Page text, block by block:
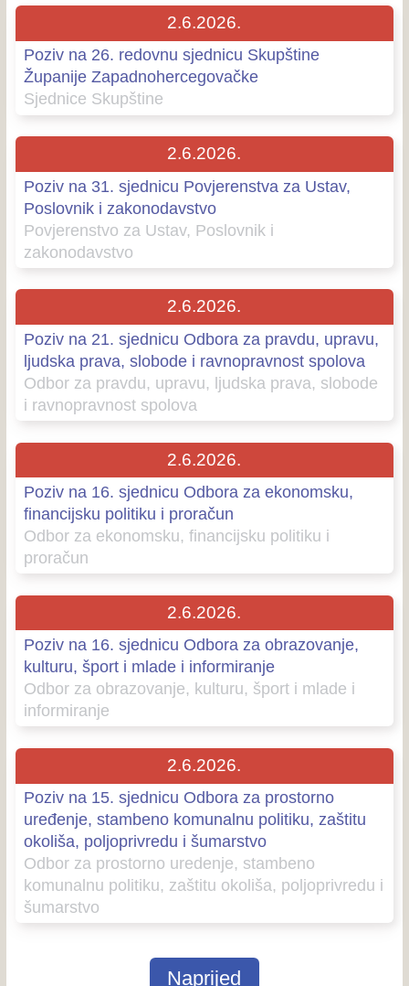
Poziv na 26. redovnu sjednicu Skupštine
Županije Zapadnohercegovačke
2.6.2026.
Sjednice Skupštine
Poziv na 31. sjednicu Povjerenstva za Ustav,
Poslovnik i zakonodavstvo
2.6.2026.
Povjerenstvo za Ustav, Poslovnik i
zakonodavstvo
Poziv na 21. sjednicu Odbora za pravdu, upravu,
ljudska prava, slobode i ravnopravnost spolova
2.6.2026.
Odbor za pravdu, upravu, ljudska prava, slobode
i ravnopravnost spolova
Poziv na 16. sjednicu Odbora za ekonomsku,
financijsku politiku i proračun
2.6.2026.
Odbor za ekonomsku, financijsku politiku i
proračun
Poziv na 16. sjednicu Odbora za obrazovanje,
kulturu, šport i mlade i informiranje
2.6.2026.
Odbor za obrazovanje, kulturu, šport i mlade i
informiranje
Poziv na 15. sjednicu Odbora za prostorno
uređenje, stambeno komunalnu politiku, zaštitu
okoliša, poljoprivredu i šumarstvo
2.6.2026.
Odbor za prostorno uredenje, stambeno
komunalnu politiku, zaštitu okoliša, poljoprivredu i
šumarstvo
Naprijed